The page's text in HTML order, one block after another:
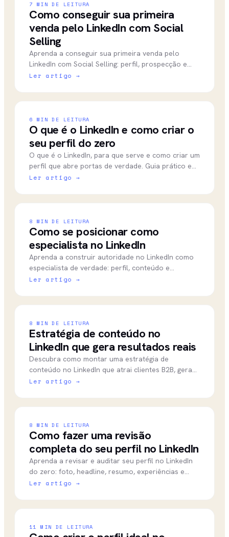
7 MIN DE LEITURA
Como conseguir sua primeira
venda pelo LinkedIn com Social
Selling
Aprenda a conseguir sua primeira venda pelo
LinkedIn com Social Selling: perfil, prospecção e
abordagem que geram resultado real sem parecer
Ler artigo →
6 MIN DE LEITURA
O que é o LinkedIn e como criar o
seu perfil do zero
O que é o LinkedIn, para que serve e como criar um
perfil que abre portas de verdade. Guia prático e
direto para quem está começando do zero.
Ler artigo →
8 MIN DE LEITURA
Como se posicionar como
especialista no LinkedIn
Aprenda a construir autoridade no LinkedIn como
especialista de verdade: perfil, conteúdo e
consistência que geram reconhecimento e
Ler artigo →
8 MIN DE LEITURA
Estratégia de conteúdo no
LinkedIn que gera resultados reais
Descubra como montar uma estratégia de
conteúdo no LinkedIn que atrai clientes B2B, gera
autoridade e converte sem depender de hacks ou
Ler artigo →
8 MIN DE LEITURA
Como fazer uma revisão
completa do seu perfil no LinkedIn
Aprenda a revisar e auditar seu perfil no LinkedIn
do zero: foto, headline, resumo, experiências e
mais. Guia completo para melhorar sua presença
Ler artigo →
11 MIN DE LEITURA